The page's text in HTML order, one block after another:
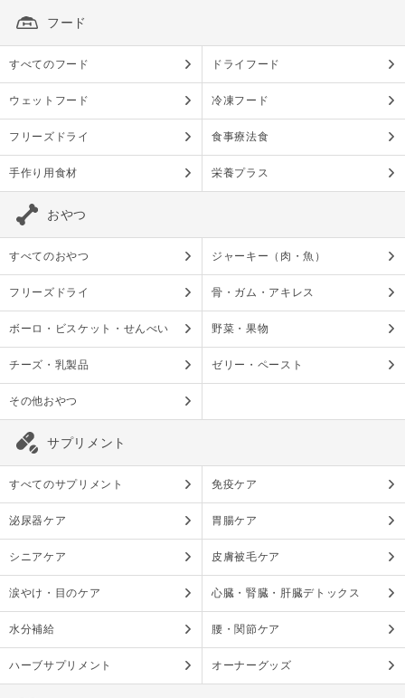
フード
すべてのフード ドライフード
ウェットフード 冷凍フード
フリーズドライ 食事療法食
手作り用食材 栄養プラス
おやつ
すべてのおやつ ジャーキー（肉・魚）
フリーズドライ 骨・ガム・アキレス
ボーロ・ビスケット・せんべい 野菜・果物
チーズ・乳製品 ゼリー・ペースト
その他おやつ
サプリメント
すべてのサプリメント 免疫ケア
泌尿器ケア 胃腸ケア
シニアケア 皮膚被毛ケア
涙やけ・目のケア 心臓・腎臓・肝臓デトックス
水分補給 腰・関節ケア
ハーブサプリメント オーナーグッズ